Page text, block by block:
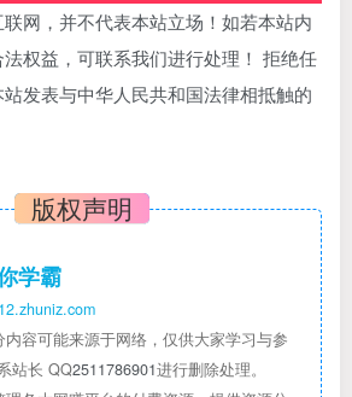
网，并不代表本站立场！如若本站内
权益，可联系我们进行处理！ 拒绝任
发表与中华人民共和国法律相抵触的
版权声明
学霸
容可能来源于网络，仅供大家学习与参
站长 QQ2511786901进行删除处理。